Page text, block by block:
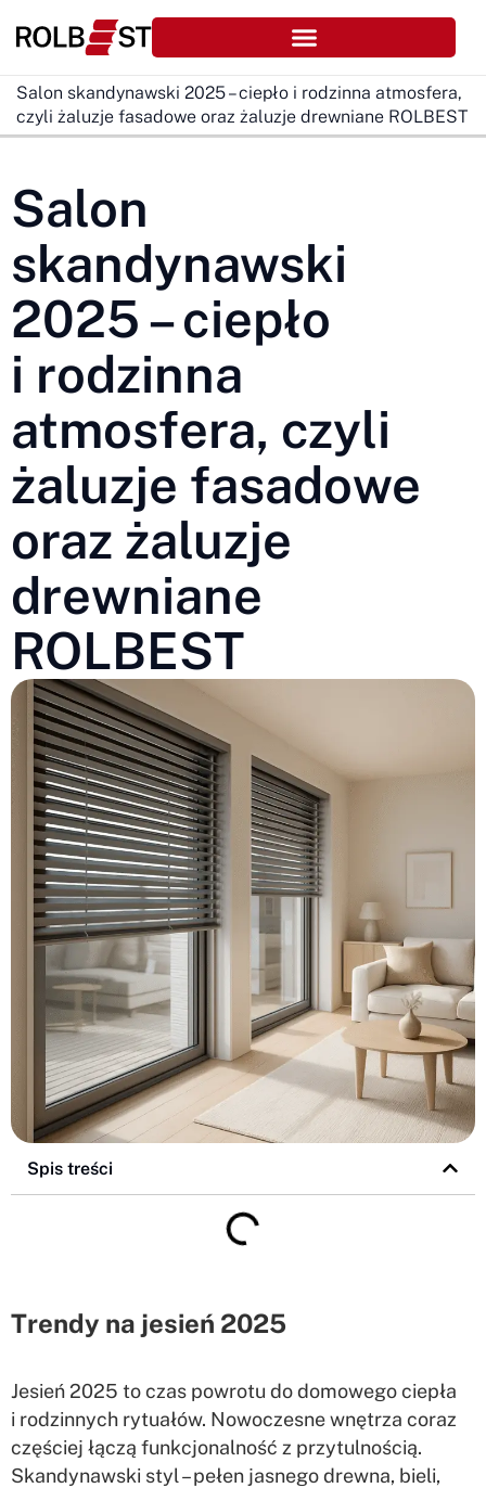
Salon skandynawski 2025 – ciepło i rodzinna atmosfera,
czyli żaluzje fasadowe oraz żaluzje drewniane ROLBEST
Salon
skandynawski
2025 – ciepło
i rodzinna
atmosfera, czyli
żaluzje fasadowe
oraz żaluzje
drewniane
ROLBEST
Spis treści
Trendy na jesień 2025
Jesień 2025 to czas powrotu do domowego ciepła
i rodzinnych rytuałów. Nowoczesne wnętrza coraz
częściej łączą funkcjonalność z przytulnością.
Skandynawski styl – pełen jasnego drewna, bieli,